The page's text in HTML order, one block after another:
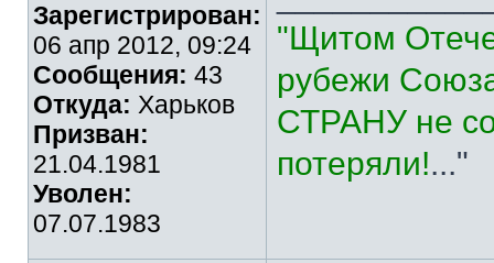
Зарегистрирован:
06 апр 2012, 09:24
Сообщения: 43
Откуда: Харьков
Призван:
21.04.1981
Уволен:
07.07.1983
"Щитом
рубежи
СТРАНУ не
потеряли!..."